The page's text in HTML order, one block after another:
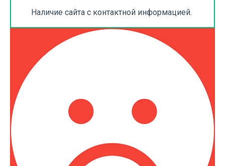
Наличие сайта с контактной информацией.